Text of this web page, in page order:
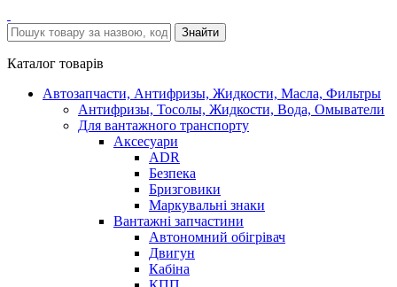
Каталог товарів
Автозапчасти, Антифризы, Жидкости, Масла, Фильтры
Антифризы, Тосолы, Жидкости, Вода, Омыватели
Для вантажного транспорту
Аксесуари
ADR
Безпека
Бризговики
Маркувальні знаки
Вантажні запчастини
Автономний обігрівач
Двигун
Кабіна